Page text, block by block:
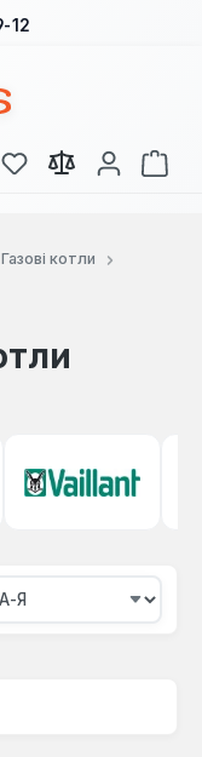
12
У вас є 0 у списку
Газові котли